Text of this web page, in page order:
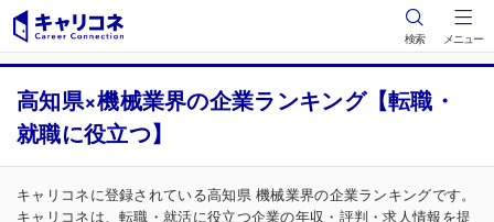
検索 メニュー
高知県×機械業界の企業ランキング【転職・
就職に役立つ】
キャリコネに登録されている高知県 機械業界の企業ランキングです。
キャリコネは、転職・就活に役立つ企業の年収・評判・求人情報を提